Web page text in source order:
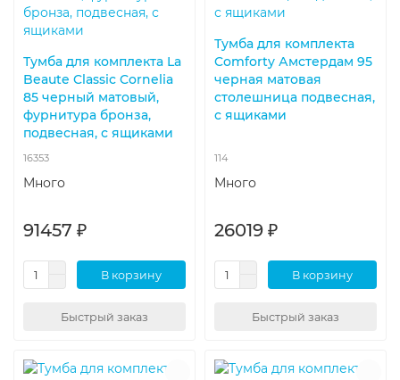
Тумба для комплекта La
Beaute Classic Cornelia
85 черный матовый,
фурнитура бронза,
подвесная, с ящиками
16353
Много
91457 ₽
В корзину
Быстрый заказ
Тумба для комплекта
Comforty Амстердам 95
черная матовая
столешница подвесная,
с ящиками
114
Много
26019 ₽
В корзину
Быстрый заказ